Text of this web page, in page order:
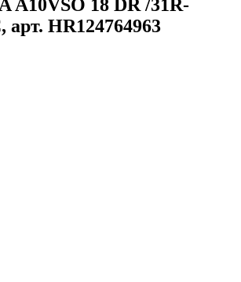
A10VSO 18 DR /31R-
арт. HR124764963